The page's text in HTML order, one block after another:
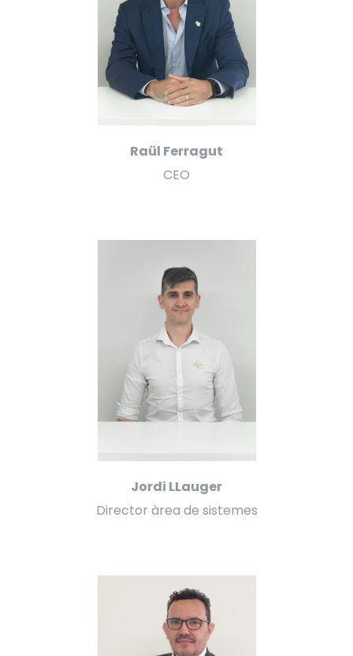
Raül Ferragut​
CEO​
Jordi LLauger​
Director àrea de sistemes